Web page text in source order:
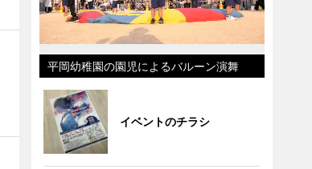
平岡幼稚園の園児によるバルーン演舞
イベントのチラシ